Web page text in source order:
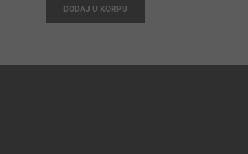
314,00 KM.
282,60 KM.
DODAJ U KORPU